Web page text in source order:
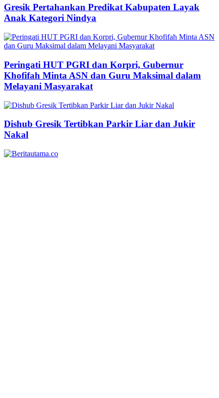
Gresik Pertahankan Predikat Kabupaten Layak
Anak Kategori Nindya
Peringati HUT PGRI dan Korpri, Gubernur
Khofifah Minta ASN dan Guru Maksimal dalam
Melayani Masyarakat
Dishub Gresik Tertibkan Parkir Liar dan Jukir
Nakal